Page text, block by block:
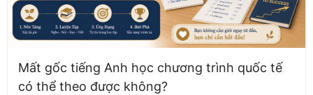
Mất gốc tiếng Anh học chương trình quốc tế
có thể theo được không?